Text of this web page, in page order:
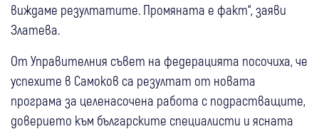
виждаме резултатите. Промяната е факт“, заяви
Златева.
От Управителния съвет на федерацията посочиха, че
успехите в Самоков са резултат от новата
програма за целенасочена работа с подрастващите,
доверието към българските специалисти и ясната